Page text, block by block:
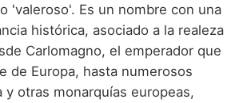
'valeroso'. Es un nombre con una
histórica, asociado a la realeza
Carlomagno, el emperador que
de Europa, hasta numerosos
y otras monarquías europeas,